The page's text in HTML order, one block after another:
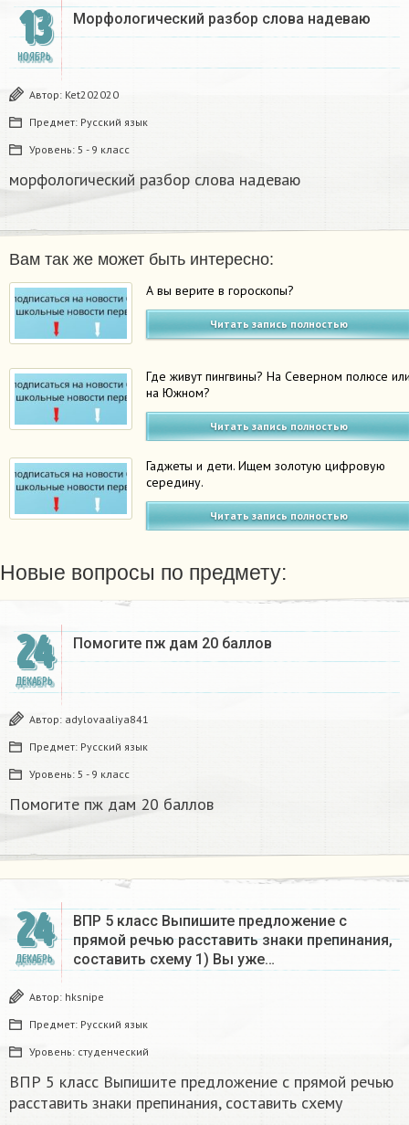
13
НОЯБРЬ
Морфологический разбор слова надеваю​
Автор: Ket202020
Предмет: Русский язык
Уровень: 5 - 9 класс
морфологический разбор слова надеваю​
Вам так же может быть интересно:
А вы верите в гороскопы?
Читать запись полностью
Где живут пингвины? На Северном полюсе
на Южном?
Читать запись полностью
Гаджеты и дети. Ищем золотую цифровую
середину.
Читать запись полностью
Новые вопросы по предмету:
24
ДЕКАБРЬ
Помогите пж дам 20 баллов ​
Автор: adylovaaliya841
Предмет: Русский язык
Уровень: 5 - 9 класс
Помогите пж дам 20 баллов ​
24
ДЕКАБРЬ
ВПР 5 класс Выпишите предложение с
прямой речью расставить знаки препинания,
составить схему 1) Вы уже…
Автор: hksnipe
Предмет: Русский язык
Уровень: студенческий
ВПР 5 класс Выпишите предложение с прямой речью
расставить знаки препинания, составить схему